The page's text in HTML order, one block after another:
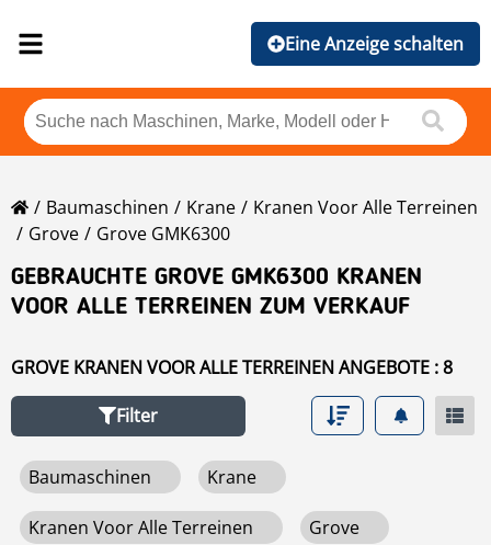
Eine Anzeige schalten
Baumaschinen Krane
Kranen Voor Alle Terreinen
Grove
Grove GMK6300
GEBRAUCHTE GROVE GMK6300 KRANEN
VOOR ALLE TERREINEN ZUM VERKAUF
GROVE KRANEN VOOR ALLE TERREINEN ANGEBOTE : 8
Filter
Baumaschinen Krane
Kranen Voor Alle Terreinen Grove